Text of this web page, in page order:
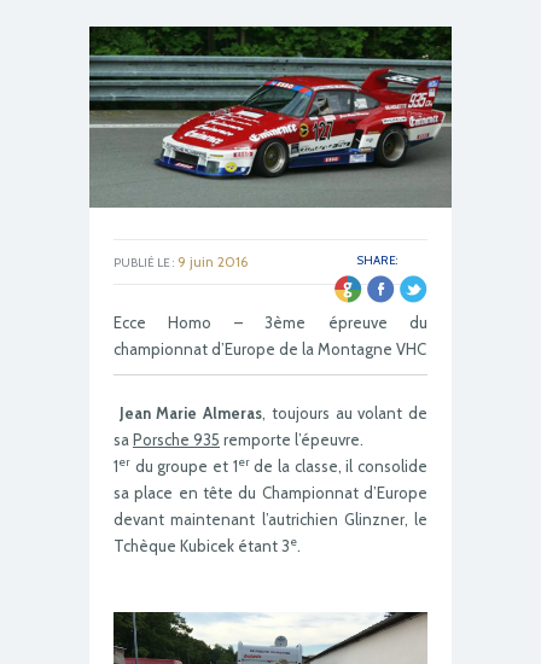
SHARE:
PUBLIÉ LE : 9 juin 2016
Ecce Homo – 3ème épreuve du
championnat d’Europe de la Montagne VHC
Jean Marie Almeras , toujours au volant de
sa Porsche 935 remporte l’épeuvre.
1er du groupe et 1erde la classe, il consolide
sa place en tête du Championnat d’Europe
devant maintenant l’autrichien Glinzner, le
Tchèque Kubicek étant 3e